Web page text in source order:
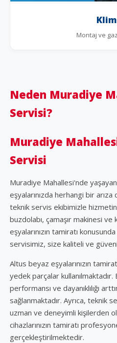
Montaj ve
Neden Muradiye
Servisi?
Muradiye
Servisi
Muradiye Mahallesi'nde
eşyalarınızda herhangi bir
teknik servis ekibimizle
buzdolabı, çamaşır makinesi
eşyalarınızın tamiratı
servisimiz, size kaliteli ve
Altus beyaz eşyalarınızın
yedek parçalar kullanılmaktadır.
performansı ve dayanıklılığı
sağlanmaktadır. Ayrıca, teknik
uzman ve deneyimli kişilerden
cihazlarınızın tamiratı
gerçekleştirilmektedir.